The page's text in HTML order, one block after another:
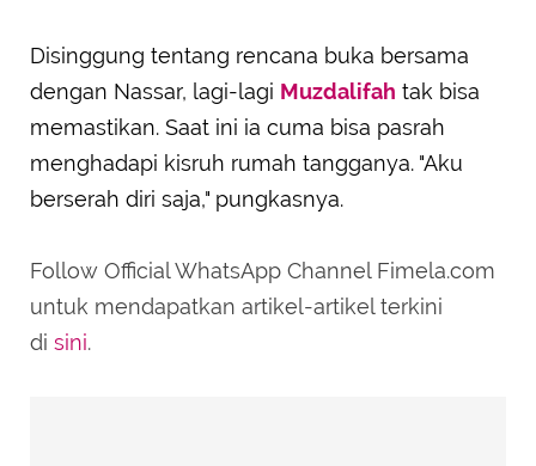
Disinggung tentang rencana buka bersama
dengan Nassar, lagi-lagi Muzdalifah tak bisa
memastikan. Saat ini ia cuma bisa pasrah
menghadapi kisruh rumah tangganya. "Aku
berserah diri saja," pungkasnya.
Follow Official WhatsApp Channel Fimela.com
untuk mendapatkan artikel-artikel terkini
di sini.